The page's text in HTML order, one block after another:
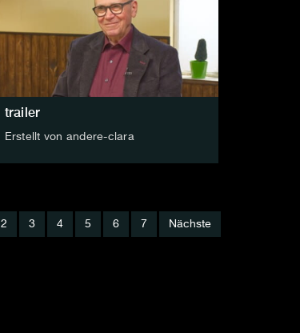
trailer
Erstellt von andere-clara
2 3 4 5 6 7 Nächste